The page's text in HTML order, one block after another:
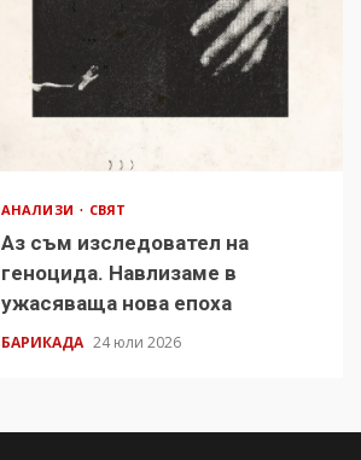
АНАЛИЗИ СВЯТ
Аз съм изследовател на
геноцида. Навлизаме в
ужасяваща нова епоха
БАРИКАДА 24 юли 2026